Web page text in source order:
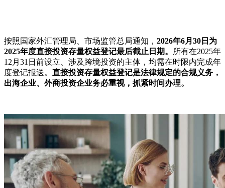
按照国家外汇管理局、市场监管总局通知， 2026年6月30日为
2025年度直接投资存量权益登记最后截止日期。
所有在2025年
12月31日前设立、涉及跨境投资的主体，均需在时限内完成年
度登记报送。 直接投资存量权益登记是法律规定的合规义务，
出海企业、外商投资企业务必重视，抓紧时间办理。